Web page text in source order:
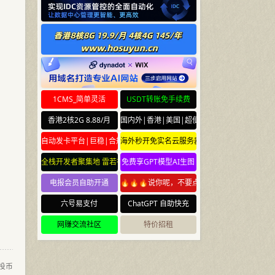
币
1CMS_简单灵活
USDT转账免手续费
香港2核2G 8.88/月
国内外|香港|美国|超便宜云服务器
自动发卡平台|巨稳|合规海外秒开免实名云服务器
全栈开发者聚集地 雷若社区 leiruo.com
免费享GPT模型AI生图
电报会员自助开通
🔥🔥🔥说你呢，不要点🔥🔥🔥
六号易支付
ChatGPT 自助快充
网赚交流社区
特价招租